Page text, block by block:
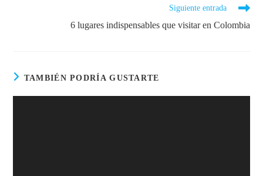
Siguiente entrada
6 lugares indispensables que visitar en Colombia
TAMBIÉN PODRÍA GUSTARTE